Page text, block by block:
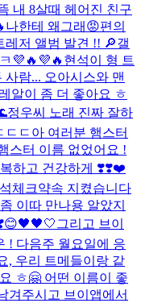
내 8살때 헤어진 친구
나한테 왜그래😡편의
레저 앨범 발견 !! 🔎갤
💜🔥💜🔥 현석이 형 트
람... 오아시스와 맨
알이 좀 더 좋아요 ㅎ
정우씨 노래 진짜 잘하
ㄷㄷ 아 여러분 햄스터
스터 이름 없었어요 !
복하고 건강하게 ❣️❣️❤️
체크약속 지켰습니다
이따 만나용 알았지
그리고 브이
! 다음주 월요일에 응
, 우리 트메들이랑 같
ㅎ🤗 어떤 이름이 좋
겨주시고 브이앱에서